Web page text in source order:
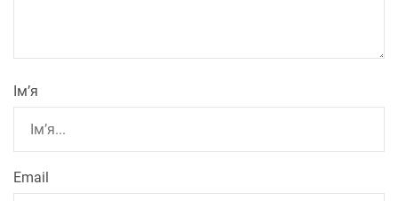
Ім’я
Email